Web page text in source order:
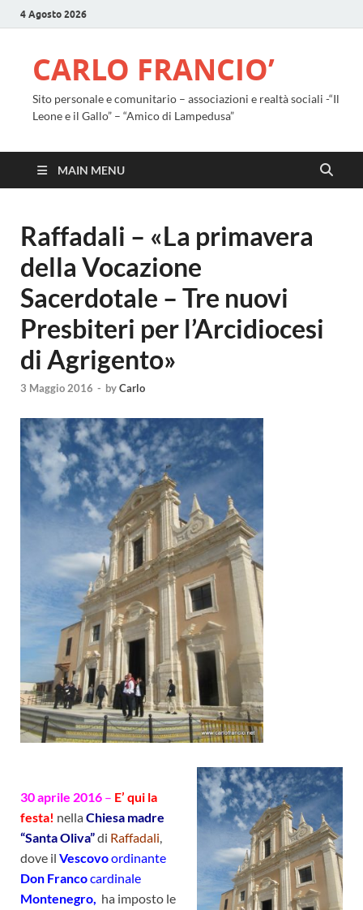
4 Agosto 2026
CARLO FRANCIO’
Sito personale e comunitario – associazioni e realtà sociali -“Il
Leone e il Gallo” – “Amico di Lampedusa”
MAIN MENU
Raffadali – «La primavera
della Vocazione
Sacerdotale – Tre nuovi
Presbiteri per l’Arcidiocesi
di Agrigento»
3 Maggio 2016 - byCarlo
30 aprile 2016 – E’ qui la
festa! nellaChiesa madre
“Santa Oliva”di Raffadali,
dove il Vescovoordinante
Don Francocardinale
Montenegro, ha imposto le